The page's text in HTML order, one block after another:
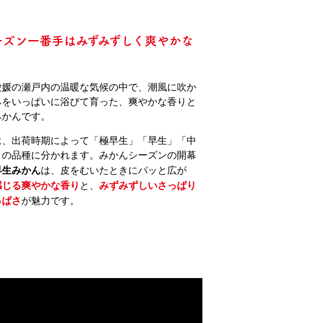
ン一番手はみずみずしく爽やかな
の瀬戸内の温暖な気候の中で、潮風に吹か
いっぱいに浴びて育った、爽やかな香りと
んです。
出荷時期によって「極早生」「早生」「中
品種に分かれます。みかんシーズンの開幕
みかんは、皮をむいたときにパッと広が
る爽やかな香り と、 みずみずしいさっぱり
さが魅力です。